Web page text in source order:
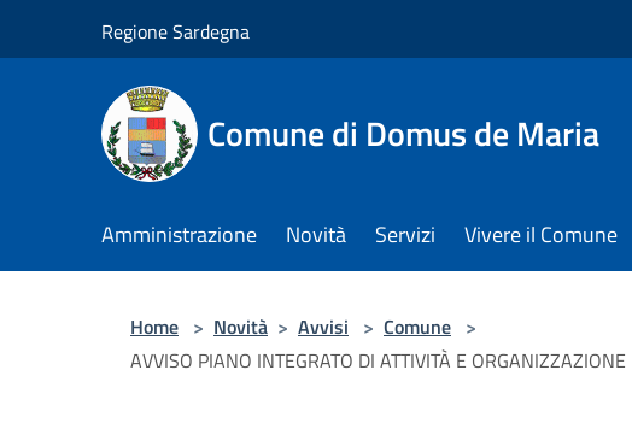
Regione Sardegna
Comune di Domus de Maria
Amministrazione Novità Servizi Vivere il Comune
Home > Novità > Avvisi > Comune >
AVVISO PIANO INTEGRATO DI ATTIVITÀ E